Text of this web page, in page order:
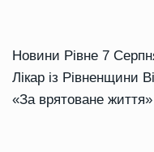
Новини Рівне 7
Лікар із Рівненщини
«За врятоване життя»